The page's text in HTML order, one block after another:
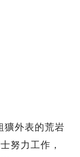
獷外表的荒岩
努力工作，